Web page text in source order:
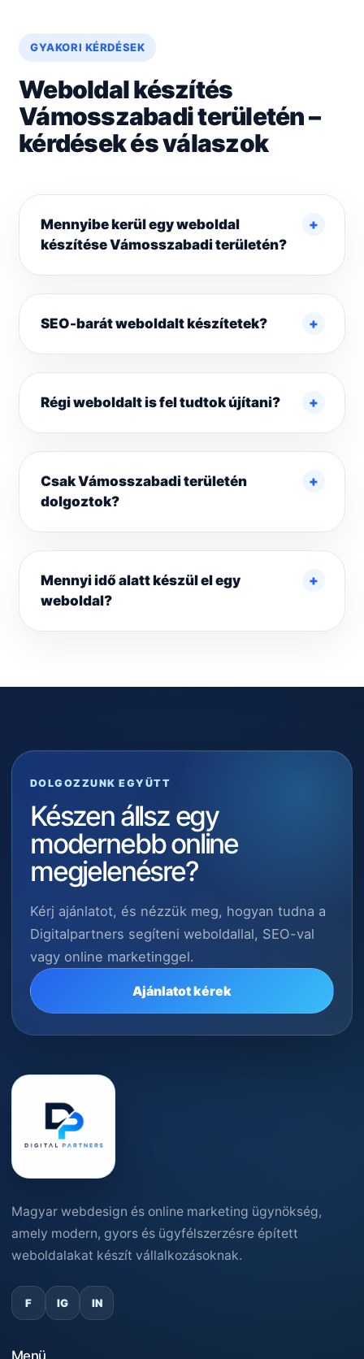
GYAKORI KÉRDÉSEK
Weboldal készítés
Vámosszabadi területén –
kérdések és válaszok
Mennyibe kerül egy weboldal
készítése Vámosszabadi területén?
SEO-barát weboldalt készítetek?
Régi weboldalt is fel tudtok újítani?
Csak Vámosszabadi területén
dolgoztok?
Mennyi idő alatt készül el egy
weboldal?
DOLGOZZUNK EGYÜTT
Készen állsz egy
modernebb online
megjelenésre?
Kérj ajánlatot, és nézzük meg, hogyan tudna a
Digitalpartners segíteni weboldallal, SEO-val
vagy online marketinggel.
Ajánlatot kérek
Magyar webdesign és online marketing ügynökség,
amely modern, gyors és ügyfélszerzésre épített
weboldalakat készít vállalkozásoknak.
F IG IN